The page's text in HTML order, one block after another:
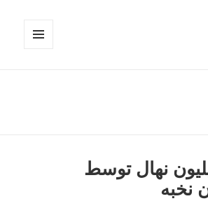
2 میلیون نهال توسط
نخبه